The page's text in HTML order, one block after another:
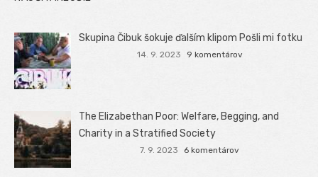
Skupina Čibuk šokuje ďalším klipom Pošli mi fotku
14. 9. 2023 9 komentárov
The Elizabethan Poor: Welfare, Begging, and
Charity in a Stratified Society
7. 9. 2023 6 komentárov